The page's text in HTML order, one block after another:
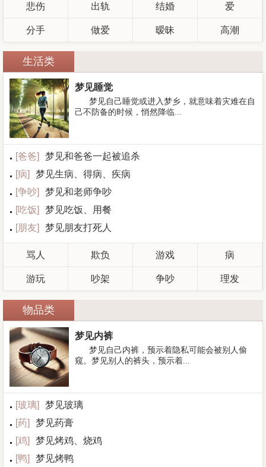
悲伤 出轨 结婚 爱
分手 做爱 暧昧 高潮
生活类
梦见睡觉
梦见自己睡觉或进入梦乡，就意味着灾难在自
己不防备的时候，悄然降临...
[爸爸]
梦见和爸爸一起被追杀
[病]
梦见生病、得病、疾病
[争吵]
梦见和老师争吵
[吃饭]
梦见吃饭、用餐
[朋友] 梦见朋友打死人
骂人 欺负 游戏 病
游玩 吵架 争吵 理发
物品类
梦见内裤
梦见自己内裤，预示着隐私可能会被别人偷
窥。梦见别人的裤头，预示着...
[玻璃]
梦见玻璃
[药]
梦见药膏
[鸡]
梦见烤鸡、烧鸡
[鸭] 梦见烤鸭